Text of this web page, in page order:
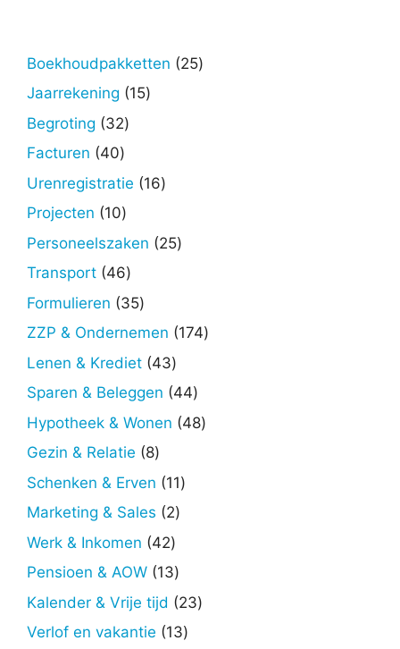
Boekhoudpakketten 2525
Jaarrekening 1515
Begroting 3232
Facturen 4040
producten
Urenregistratie 1616
Projecten 1010
producten
Personeelszaken 2525
Transport 4646
producten
Formulieren 3535
producten
ZZP & Ondernemen 174174
Lenen & Krediet 4343
producten
Sparen & Beleggen 4444
producten
Hypotheek & Wonen 4848
Gezin & Relatie 88
producten
Schenken & Erven 1111
Marketing & Sales 22
Werk & Inkomen 4242
producten
Pensioen & AOW 1313
producten
Kalender & Vrije tijd 2323
Verlof en vakantie 1313